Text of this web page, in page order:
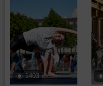
1403